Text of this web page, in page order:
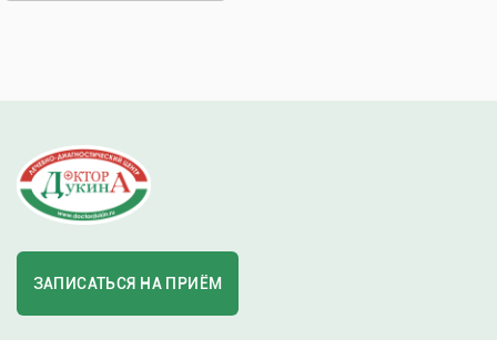
ЗАПИСАТЬСЯ НА ПРИЁМ